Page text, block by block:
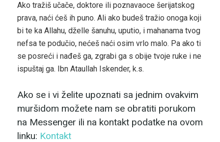
Ako tražiš učače, doktore ili poznavaoce šerijatskog
prava, naći ćeš ih puno. Ali ako budeš tražio onoga koji
bi te ka Allahu, dželle šanuhu, uputio, i mahanama tvog
nefsa te podučio, nećeš naći osim vrlo malo. Pa ako ti
se posreći i nađeš ga, zgrabi ga s obije tvoje ruke i ne
ispuštaj ga. Ibn Ataullah Iskender, k.s.
Ako se i vi želite upoznati sa jednim ovakvim
muršidom možete nam se obratiti porukom
na Messenger ili na kontakt podatke na ovom
linku: Kontakt